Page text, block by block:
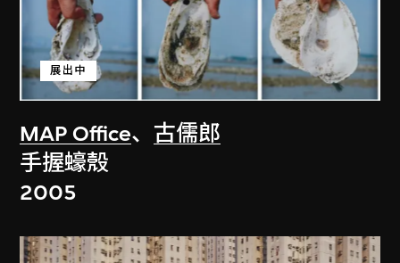
MAP Office、 古儒郎
展出中
手握蠔殼
2005